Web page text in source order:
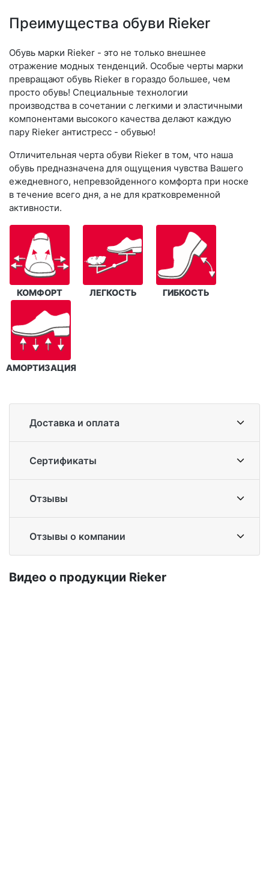
Преимущества обуви Rieker
Обувь марки Rieker - это не только внешнее
отражение модных тенденций. Особые черты марки
превращают обувь Rieker в гораздо большее, чем
просто обувь! Специальные технологии
производства в сочетании с легкими и эластичными
компонентами высокого качества делают каждую
пару Rieker антистресс - обувью!
Отличительная черта обуви Rieker в том, что наша
обувь предназначена для ощущения чувства Вашего
ежедневного, непревзойденного комфорта при носке
в течение всего дня, а не для кратковременной
активности.
КОМФОРТ ЛЕГКОСТЬ ГИБКОСТЬ
АМОРТИЗАЦИЯ
Доставка и оплата
Сертификаты
Отзывы
Отзывы о компании
Ви­део о про­дук­ции Ri­eker